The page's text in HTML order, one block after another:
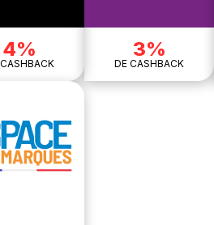
4% 3%
DE CASHBACK